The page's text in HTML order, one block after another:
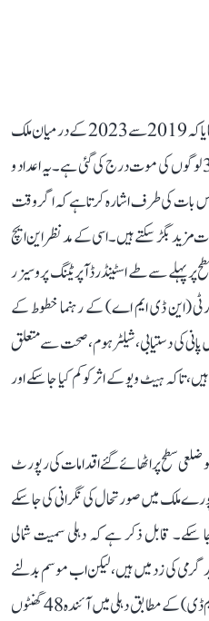
اعداد و شمار کا حوالہ دیتے ہوئے کمیشن نے بتایا کہ 2019 سے 2023 کے درمیان ملک
میں ہیٹ اسٹروک یا لُو کی وجہ سے 3712 لوگوں کی موت درج کی گئی ہے۔ یہ اعداد و
اس بات کی طرف اشارہ کرتا ہے کہ اگر وقت
بگڑ سکتے ہیں۔ اسی کے مدنظر این ایچ
پر پہلے سے طے اسٹینڈرڈ آپریٹنگ پروسیزر
(این ڈی ایم اے) کے رہنما خطوط کے
کی دستیابی، شیلٹر ہوم، صحت سے متعلق
تاکہ ہیٹ ویو کے اثر کو کم کیا جا سکے اور
ضلعی سطح پر اٹھائے گئے اقدامات کی رپورٹ
پورے ملک میں صورتحال کی نگرانی کی جا سکے
قابل ذکر ہے کہ دہلی سمیت شمالی
گرمی کی زد میں ہیں، لیکن اب موسم بدلنے
والا ہے۔ ہندوستانی محکمہ موسمیات (آئی ایم ڈی) کے مطابق دہلی میں آئندہ 48 گھنٹوں